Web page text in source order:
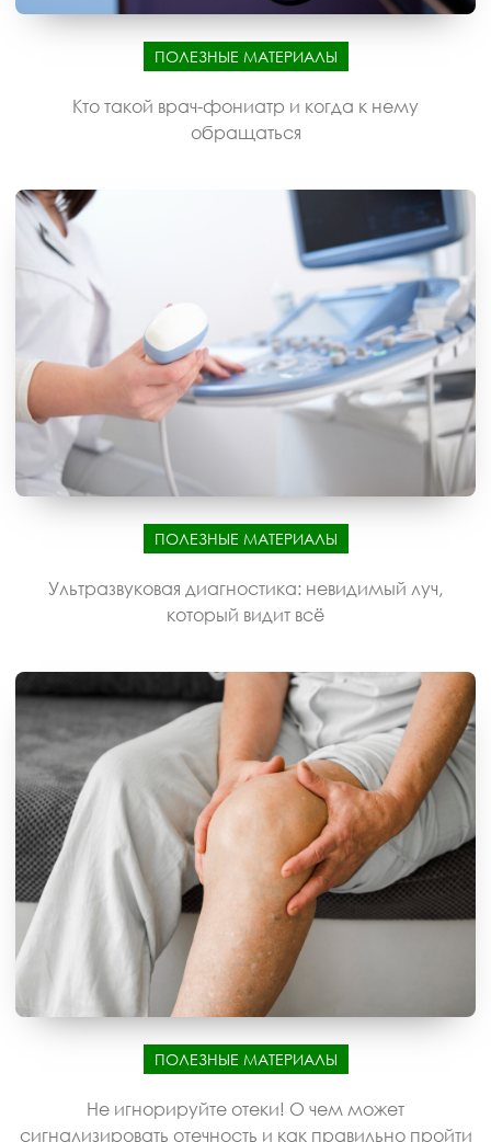
ПОЛЕЗНЫЕ МАТЕРИАЛЫ
Кто такой врач-фониатр и когда к нему
обращаться
ПОЛЕЗНЫЕ МАТЕРИАЛЫ
Ультразвуковая диагностика: невидимый луч,
который видит всё
ПОЛЕЗНЫЕ МАТЕРИАЛЫ
Не игнорируйте отеки! О чем может
сигнализировать отечность и как правильно пройти